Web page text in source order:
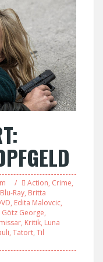
Action, Crime,
Blu-Ray, Britta
, Edita Malovcic,
Götz George,
, Kritik, Luna
, Tatort, Til